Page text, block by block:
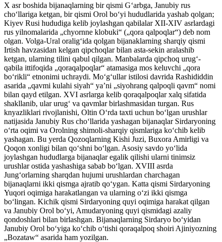
X asr boshida bijanaqlarning bir qismi Gʻarbga, Janubiy rus
choʻllariga ketgan, bir qismi Orol boʻyi hududlarida yashab qolgan;
Kiyev Rusi hududiga kelib joylashgan qabilalar XII-XIV asrlardagi
rus yilnomalarida „chyornne klobuki“ („qora qalpoqlar“) deb nom
olgan. Volga-Ural oraligʻida qolgan bijanaklarning sharqiy qismi
Irtish havzasidan kelgan qipchoqlar bilan asta-sekin aralashib
ketgan, ularning tilini qabul qilgan. Manbalarda qipchoq urugʻ-
qabila ittifoqida „qoraqalpoqlar“ atamasiga mos keluvchi „qora
boʻrikli“ etnonimi uchraydi. Moʻgʻullar istilosi davrida Rashididdin
asarida „qavmi kulahi siyah“ yaʼni „siyohrang qalpoqli qavm“ nomi
bilan qayd etilgan. XVI asrlarga kelib qoraqalpoqlar xalq sifatida
shakllanib, ular urugʻ va qavmlar birlashmasidan turgan. Rus
knyazliklari rivojlanishi, Oltin Oʻrda taxti uchun boʻlgan urushlar
natijasida Janubiy Rus choʻllarida yashagan bijanaqlar Sirdaryoning
oʻrta oqimi va Orolning shimoli-sharqiy qismlariga koʻchib kelib
yashagan. Bu yerda Qozoqlarning Kishi Juzi, Buxora Amirligi va
Qoqon xonligi bilan qoʻshni boʻlgan. Asosiy savdo yoʻlida
joylashgan hududlarga bijanaqlar egalik qilishi ularni tinimsiz
urushlar ostida yashashiga sabab boʻlgan. XVIII asrda
Jungʻorlarning sharqdan hujumi urushlardan charchagan
bijanaqlarni ikki qismga ajratib qoʻygan. Katta qismi Sirdaryoning
Yuqori oqimiga harakatlangan va ularning oʻzi ikki qismga
boʻlingan. Kichik qismi Sirdaryoning quyi oqimiga harakat qilgan
va Janubiy Orol boʻyi, Amudaryoning quyi qismidagi azaliy
qondoshlari bilan birlashgan. Bijanaqlarning Sirdaryo boʻyidan
Janubiy Orol boʻyiga koʻchib oʻtishi qoraqalpoq shoiri Ajiniyozning
„Bozataw“ asarida ham yozilgan.